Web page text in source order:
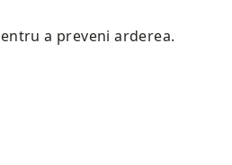
a preveni arderea.